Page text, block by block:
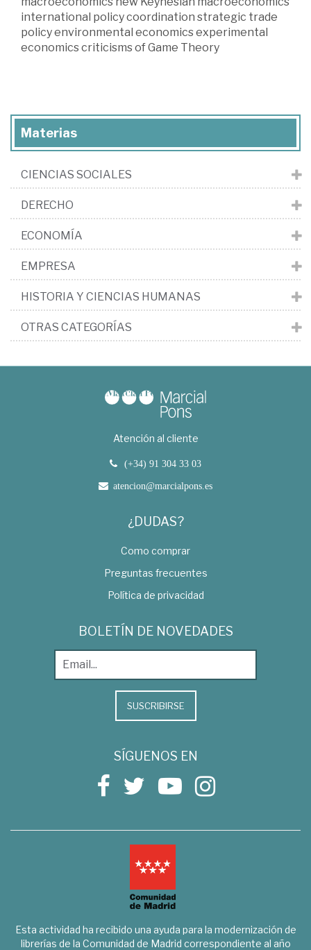
international policy coordination strategic trade
policy environmental economics experimental
economics criticisms of Game Theory
Materias
CIENCIAS SOCIALES
DERECHO
ECONOMÍA
EMPRESA
HISTORIA Y CIENCIAS HUMANAS
OTRAS CATEGORÍAS
Atención al cliente
(+34) 91 304 33 03
atencion@marcialpons.es
¿DUDAS?
Como comprar
Preguntas frecuentes
Política de privacidad
BOLETÍN DE NOVEDADES
SUSCRIBIRSE
SÍGUENOS EN
Esta actividad ha recibido una ayuda para la modernización de
librerías de la Comunidad de Madrid correspondiente al año